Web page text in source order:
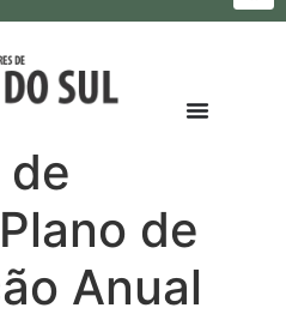
Plano de
Anual